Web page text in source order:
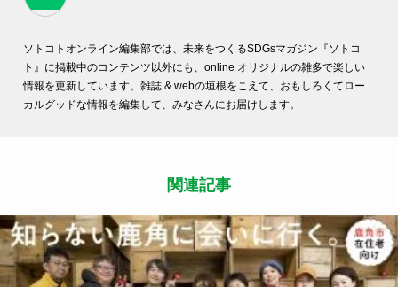
ソトコトオンライン編集部では、未来をつくるSDGsマガジン『ソトコ
ト』に掲載中のコンテンツ以外にも、online オリジナルの雑多で楽しい
情報を更新しています。雑誌 & webの垣根をこえて、おもしろくてロー
カルグッドな情報を編集して、みなさんにお届けします。
関連記事